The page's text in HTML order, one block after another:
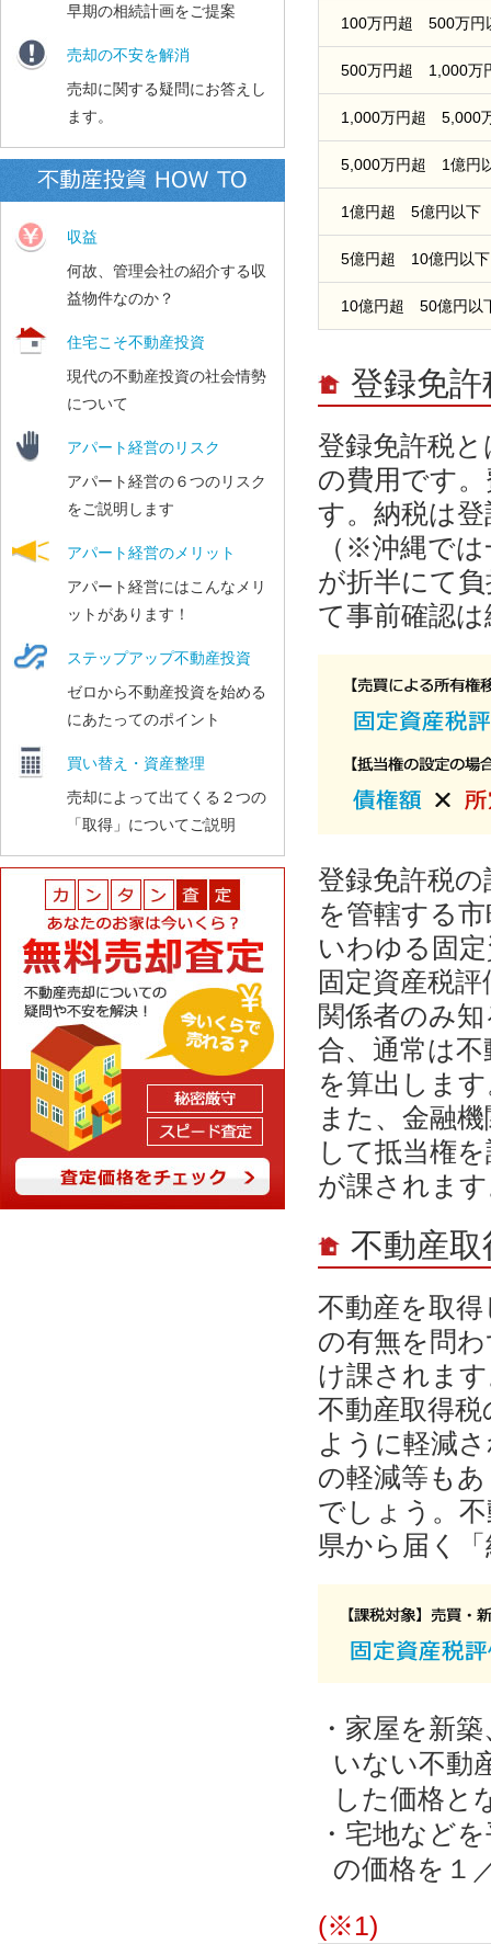
100万円超 500万円
500万円超 1,000万
1,000万円超 5,000
5,000万円超 1億円
1億円超 5億円以下
5億円超 10億円以下
10億円超 50億円以
登録免許
登録免許税
の費用です
す。納税は
（※沖縄で
が折半にて
て事前確認
登録免許税
を管轄する
いわゆる固
固定資産税
関係者のみ
合、通常は
を算出しま
また、金融
して抵当権
が課されま
不動産取
不動産を取
の有無を問
け課されま
不動産取得
ように軽減
の軽減等も
でしょう。
県から届く
・家屋を新
いない不動
した価格と
・宅地など
の価格を１
(※1)
早期の相続計画をご提案
売却の不安を解消
売却に関する疑問にお答えし
ます。
収益
何故、管理会社の紹介する収
益物件なのか？
住宅こそ不動産投資
現代の不動産投資の社会情勢
について
アパート経営のリスク
アパート経営の６つのリスク
をご説明します
アパート経営のメリット
アパート経営にはこんなメリ
ットがあります！
ステップアップ不動産投資
ゼロから不動産投資を始める
にあたってのポイント
買い替え・資産整理
売却によって出てくる２つの
「取得」についてご説明